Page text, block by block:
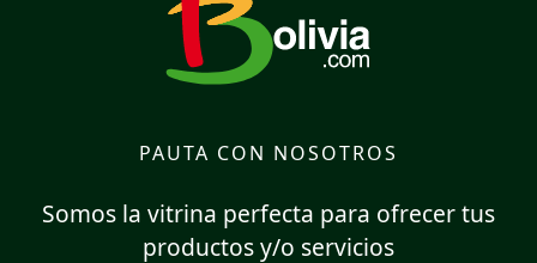
PAUTA CON NOSOTROS
Somos la vitrina perfecta para ofrecer tus
productos y/o servicios